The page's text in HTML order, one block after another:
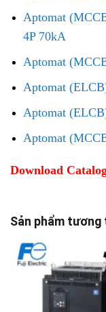
Aptomat
4P 70kA
Aptomat
Aptomat
Aptomat
Aptomat
Download
Sản phẩm tương